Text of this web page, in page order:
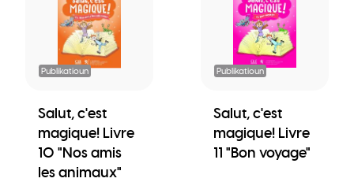
Publikatioun
Salut, c'est
magique! Livre
10 "Nos amis
les animaux"
Publikatioun
Salut, c'est
magique! Livre
11 "Bon voyage"